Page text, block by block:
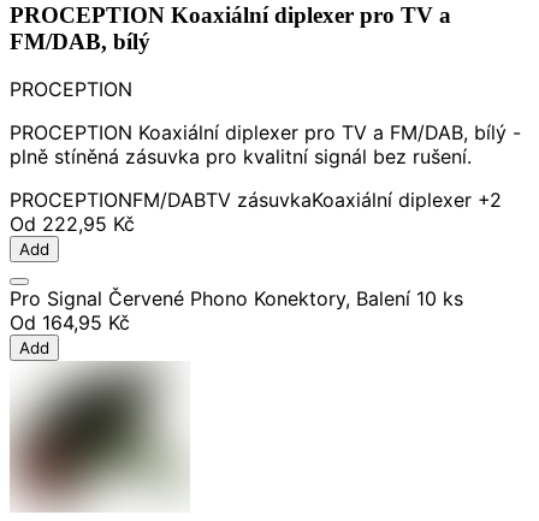
PROCEPTION Koaxiální diplexer pro TV a
FM/DAB, bílý
PROCEPTION
PROCEPTION Koaxiální diplexer pro TV a FM/DAB, bílý -
plně stíněná zásuvka pro kvalitní signál bez rušení.
PROCEPTIONFM/DABTV zásuvkaKoaxiální diplexer +2
Od 222,95 Kč
Add
Pro Signal Červené Phono Konektory, Balení 10 ks
Od 164,95 Kč
Add